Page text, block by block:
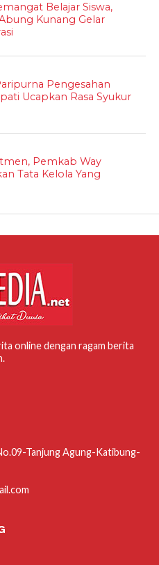
Belajar Siswa,
Kunang Gelar
Pengesahan
Ucapkan Rasa Syukur
Pemkab Way
Tata Kelola Yang
online dengan ragam berita
Tanjung Agung-Katibung-